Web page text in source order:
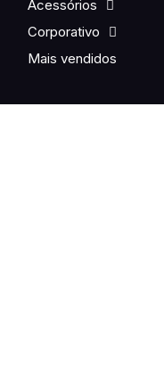
Acessórios
Corporativo
Mais vendidos